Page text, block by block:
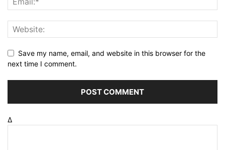
Save my name, email, and website in this browser for the
next time I comment.
Δ